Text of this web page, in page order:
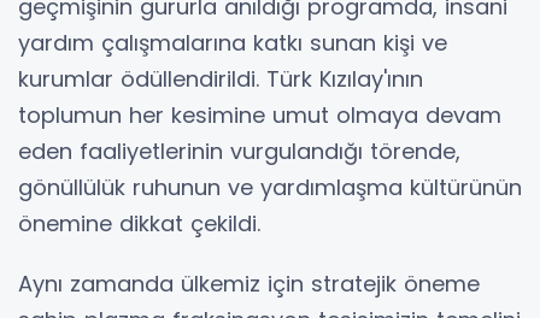
geçmişinin gururla anıldığı programda, insani
yardım çalışmalarına katkı sunan kişi ve
kurumlar ödüllendirildi. Türk Kızılay'ının
toplumun her kesimine umut olmaya devam
eden faaliyetlerinin vurgulandığı törende,
gönüllülük ruhunun ve yardımlaşma kültürünün
önemine dikkat çekildi.
Aynı zamanda ülkemiz için stratejik öneme